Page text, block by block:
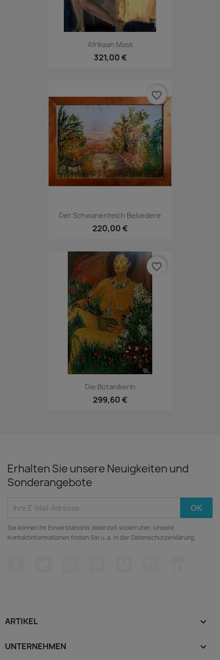
Afrikaan Mask
321,00 €
Der Schwanenteich Belvedere
220,00 €
favorite_border
Die Botanikerin
299,60 €
favorite_border
Erhalten Sie unsere Neuigkeiten und
Sonderangebote
Sie können Ihr Einverständnis jederzeit widerrufen. Unsere
Kontaktinformationen finden Sie u. a. in der Datenschutzerklärung.
ARTIKEL 
UNTERNEHMEN 